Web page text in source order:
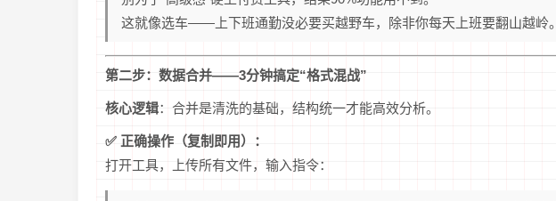
这就像选车——上下班通勤没必要买越野车，除非你每天上班要翻山越岭。
第二步：数据合并——3分钟搞定“格式混战”
核心逻辑：合并是清洗的基础，结构统一才能高效分析。
✅ 正确操作（复制即用）：
打开工具，上传所有文件，输入指令：